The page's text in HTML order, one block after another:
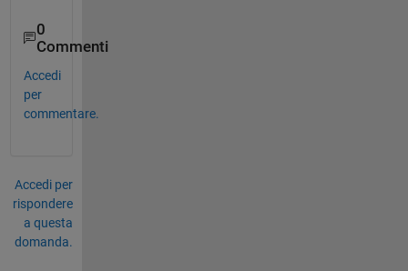
0
Commenti
Accedi
per
commentare.
Accedi per
rispondere
a questa
domanda.